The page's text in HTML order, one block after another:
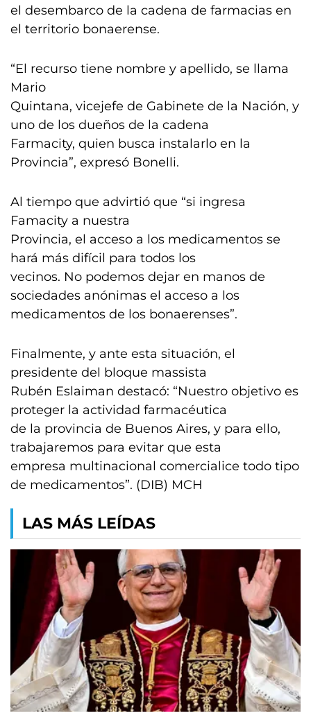
el desembarco de la cadena de farmacias en
el territorio bonaerense.
“El recurso tiene nombre y apellido, se llama
Mario
Quintana, vicejefe de Gabinete de la Nación, y
uno de los dueños de la cadena
Farmacity, quien busca instalarlo en la
Provincia”, expresó Bonelli.
Al tiempo que advirtió que “si ingresa
Famacity a nuestra
Provincia, el acceso a los medicamentos se
hará más difícil para todos los
vecinos. No podemos dejar en manos de
sociedades anónimas el acceso a los
medicamentos de los bonaerenses”.
Finalmente, y ante esta situación, el
presidente del bloque massista
Rubén Eslaiman destacó: “Nuestro objetivo es
proteger la actividad farmacéutica
de la provincia de Buenos Aires, y para ello,
trabajaremos para evitar que esta
empresa multinacional comercialice todo tipo
de medicamentos”. (DIB) MCH
LAS MÁS LEÍDAS